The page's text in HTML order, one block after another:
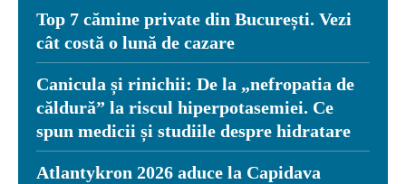
Top 7 cămine private din București. Vezi
cât costă o lună de cazare
Canicula și rinichii: De la „nefropatia de
căldură” la riscul hiperpotasemiei. Ce
spun medicii și studiile despre hidratare
Atlantykron 2026 aduce la Capidava